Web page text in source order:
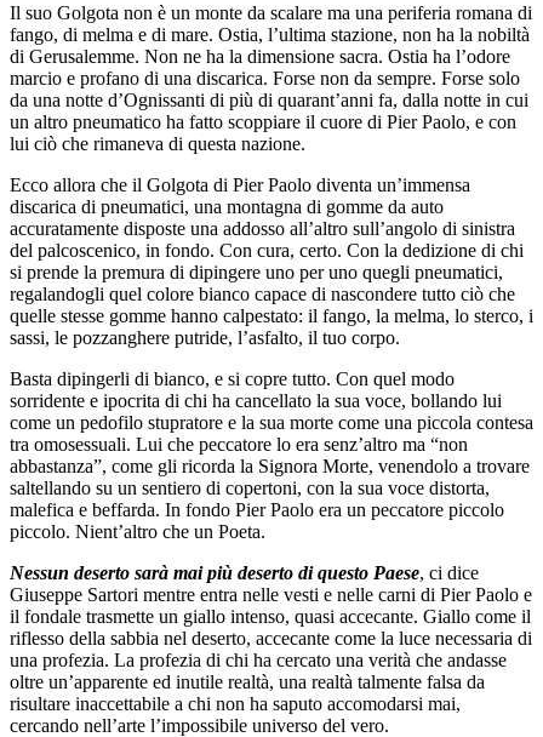
Il suo Golgota non è un monte da scalare ma una periferia romana di
fango, di melma e di mare. Ostia, l’ultima stazione, non ha la nobiltà
di Gerusalemme. Non ne ha la dimensione sacra. Ostia ha l’odore
marcio e profano di una discarica. Forse non da sempre. Forse solo
da una notte d’Ognissanti di più di quarant’anni fa, dalla notte in cui
un altro pneumatico ha fatto scoppiare il cuore di Pier Paolo, e con
lui ciò che rimaneva di questa nazione.
Ecco allora che il Golgota di Pier Paolo diventa un’immensa
discarica di pneumatici, una montagna di gomme da auto
accuratamente disposte una addosso all’altro sull’angolo di sinistra
del palcoscenico, in fondo. Con cura, certo. Con la dedizione di chi
si prende la premura di dipingere uno per uno quegli pneumatici,
regalandogli quel colore bianco capace di nascondere tutto ciò che
quelle stesse gomme hanno calpestato: il fango, la melma, lo sterco, i
sassi, le pozzanghere putride, l’asfalto, il tuo corpo.
Basta dipingerli di bianco, e si copre tutto. Con quel modo
sorridente e ipocrita di chi ha cancellato la sua voce, bollando lui
come un pedofilo stupratore e la sua morte come una piccola contesa
tra omosessuali. Lui che peccatore lo era senz’altro ma “non
abbastanza”, come gli ricorda la Signora Morte, venendolo a trovare
saltellando su un sentiero di copertoni, con la sua voce distorta,
malefica e beffarda. In fondo Pier Paolo era un peccatore piccolo
piccolo. Nient’altro che un Poeta.
Nessun deserto sarà mai più deserto di questo Paese, ci dice
Giuseppe Sartori mentre entra nelle vesti e nelle carni di Pier Paolo e
il fondale trasmette un giallo intenso, quasi accecante. Giallo come il
riflesso della sabbia nel deserto, accecante come la luce necessaria di
una profezia. La profezia di chi ha cercato una verità che andasse
oltre un’apparente ed inutile realtà, una realtà talmente falsa da
risultare inaccettabile a chi non ha saputo accomodarsi mai,
cercando nell’arte l’impossibile universo del vero.